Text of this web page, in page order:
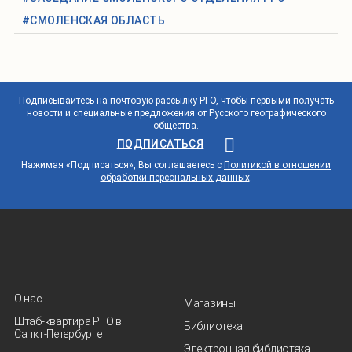
#СМОЛЕНСКАЯ ОБЛАСТЬ
Подписывайтесь на почтовую рассылку РГО, чтобы первыми получать
новости и специальные предложения от Русского географического
общества.
ПОДПИСАТЬСЯ
Нажимая «Подписаться», Вы соглашаетесь с Политикой в отношении
обработки персональных данных.
О нас
Штаб-квартира РГО в
Санкт‑Петербурге
Магазины
Библиотека
Электронная библиотека